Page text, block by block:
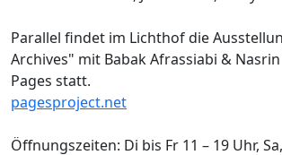
Parallel findet im Lichthof die
Archives" mit Babak Afrassiabi &
Pages statt.
pagesproject.net
Öffnungszeiten: Di bis Fr 11 – 19 Uhr,